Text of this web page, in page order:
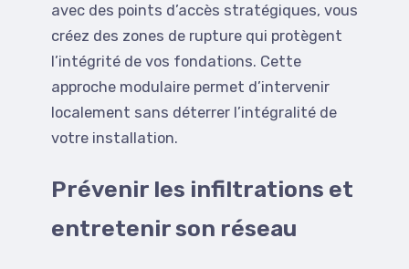
avec des points d’accès stratégiques, vous
créez des zones de rupture qui protègent
l’intégrité de vos fondations. Cette
approche modulaire permet d’intervenir
localement sans déterrer l’intégralité de
votre installation.
Prévenir les infiltrations et
entretenir son réseau